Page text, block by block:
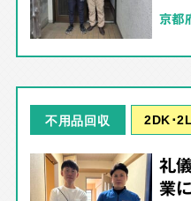
京都
不用品回収 2DK･
礼
業